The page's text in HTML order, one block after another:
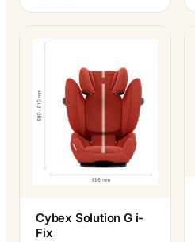
Cybex Solution G i-
Fix